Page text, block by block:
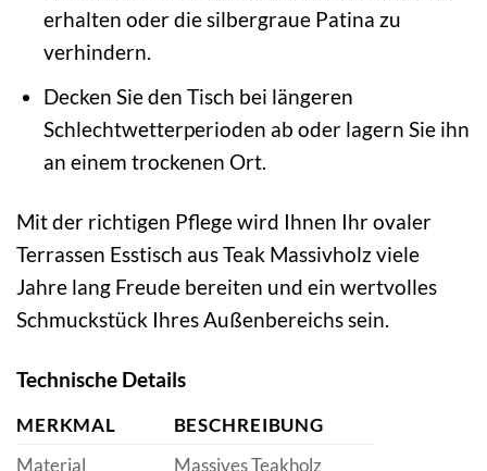
erhalten oder die silbergraue Patina zu
verhindern.
Decken Sie den Tisch bei längeren
Schlechtwetterperioden ab oder lagern Sie ihn
an einem trockenen Ort.
Mit der richtigen Pflege wird Ihnen Ihr ovaler
Terrassen Esstisch aus Teak Massivholz viele
Jahre lang Freude bereiten und ein wertvolles
Schmuckstück Ihres Außenbereichs sein.
Technische Details
MERKMAL
BESCHREIBUNG
Material
Massives Teakholz